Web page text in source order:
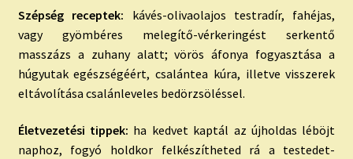
Szépség receptek: kávés-olivaolajos testradír, fahéjas,
vagy gyömbéres melegítő-vérkeringést serkentő
masszázs a zuhany alatt; vörös áfonya fogyasztása a
húgyutak egészségéért, csalántea kúra, illetve visszerek
eltávolítása csalánleveles bedörzsöléssel.
Életvezetési tippek: ha kedvet kaptál az újholdas léböjt
naphoz, fogyó holdkor felkészítheted rá a testedet-